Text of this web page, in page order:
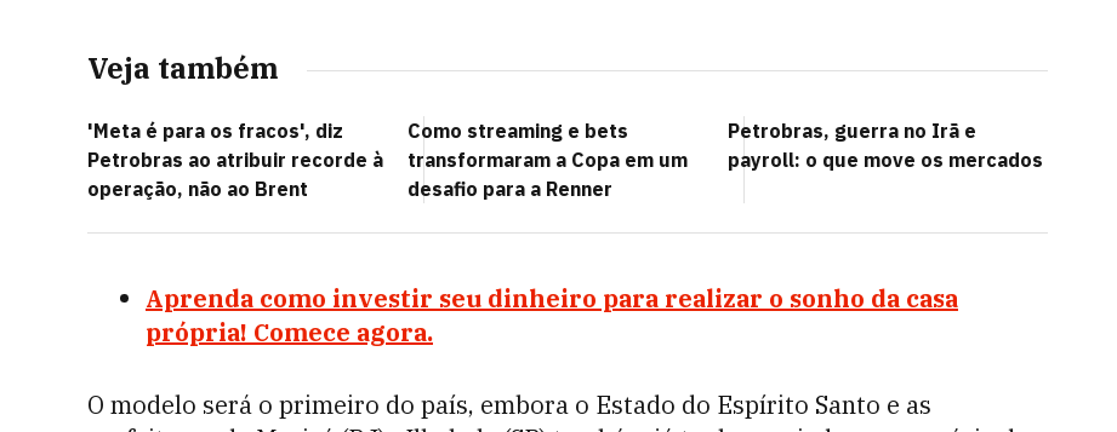
Veja também
'Meta é para os fracos', diz
Petrobras ao atribuir recorde à
operação, não ao Brent
Como streaming e bets
transformaram a Copa em um
desafio para a Renner
Petrobras, guerra no Irã e
payroll: o que move os mercados
Aprenda como investir seu dinheiro para realizar o sonho da casa
própria! Comece agora.
O modelo será o primeiro do país, embora o Estado do Espírito Santo e as